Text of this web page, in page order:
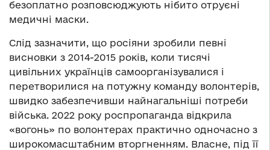
безоплатно розповсюджують нібито отруєні
медичні маски.
Слід зазначити, що росіяни зробили певні
висновки з 2014-2015 років, коли тисячі
цивільних українців самоорганізувалися і
перетворилися на потужну команду волонтерів,
швидко забезпечивши найнагальніші потреби
війська. 2022 року роспропаганда відкрила
«вогонь» по волонтерах практично одночасно з
широкомасштабним вторгненням. Власне, під її